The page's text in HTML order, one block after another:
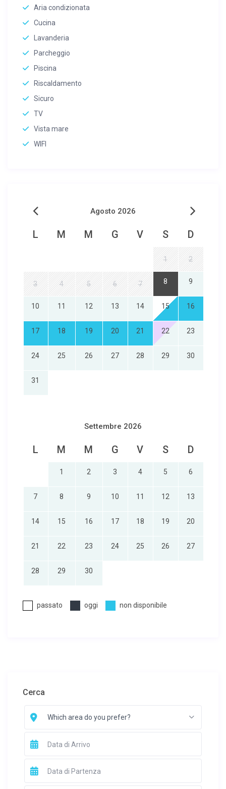
Aria condizionata
Cucina
Lavanderia
Parcheggio
Piscina
Riscaldamento
Sicuro
TV
Vista mare
WIFI
Agosto 2026
L M M G V S D
1 2
3 4 5 6 7 8 9
10 11 12 13 14 15 16
17 18 19 20 21 22 23
24 25 26 27 28 29 30
31
Settembre 2026
L M M G V S D
1 2 3 4 5 6
7 8 9 10 11 12 13
14 15 16 17 18 19 20
21 22 23 24 25 26 27
28 29 30
passato oggi non disponibile
Cerca
Which area do you prefer?